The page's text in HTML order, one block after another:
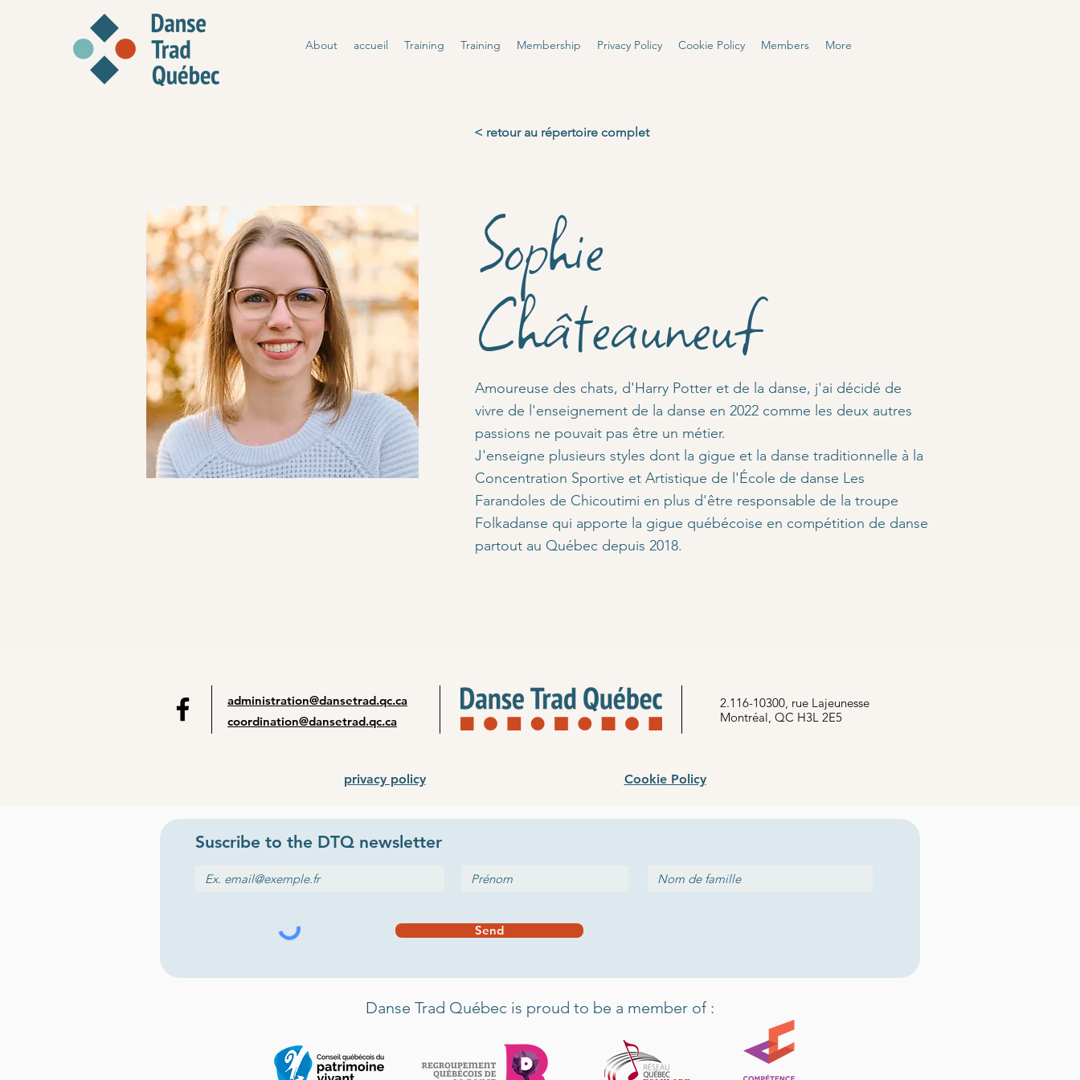
About accueil Training Training Membership Privacy Policy Cookie Policy Members More
< retour au répertoire complet
Sophie
Châteauneuf
Amoureuse des chats, d'Harry Potter et de la danse, j'ai décidé de
vivre de l'enseignement de la danse en 2022 comme les deux autres
passions ne pouvait pas être un métier.
J'enseigne plusieurs styles dont la gigue et la danse traditionnelle à la
Concentration Sportive et Artistique de l'École de danse Les
Farandoles de Chicoutimi en plus d'être responsable de la troupe
Folkadanse qui apporte la gigue québécoise en compétition de danse
partout au Québec depuis 2018.
administration@dansetrad.qc.ca
coordination@dansetrad.qc.ca
2.116-10300, rue Lajeunesse
Montréal, QC H3L 2E5
privacy policy Cookie Policy
Suscribe to the DTQ newsletter
Send
Danse Trad Québec is proud to be a member of :